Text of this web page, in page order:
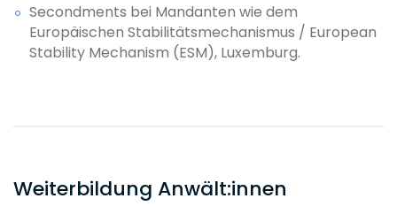
Fachanwaltslehrgänge
Secondments bei Mandanten wie dem
Europäischen Stabilitätsmechanismus / European
Stability Mechanism (ESM), Luxemburg.
Weiterbildung Anwält:innen